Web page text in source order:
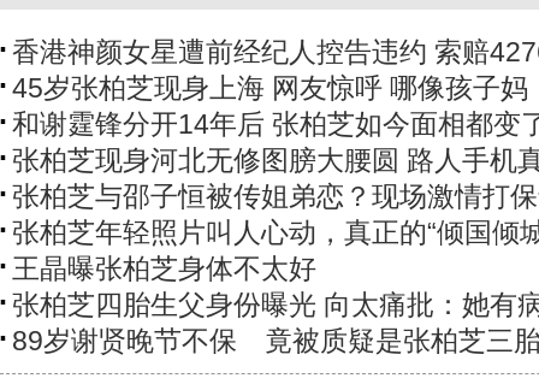
香港神颜女星遭前经纪人控告违约 索赔
45岁张柏芝现身上海 网友惊呼 哪像孩子妈
和谢霆锋分开14年后 张柏芝如今面相都变
张柏芝现身河北无修图膀大腰圆 路人手机
张柏芝与邵子恒被传姐弟恋？现场激情打
张柏芝年轻照片叫人心动，真正的“倾国倾
王晶曝张柏芝身体不太好
张柏芝四胎生父身份曝光 向太痛批：她有
89岁谢贤晚节不保 竟被质疑是张柏芝三